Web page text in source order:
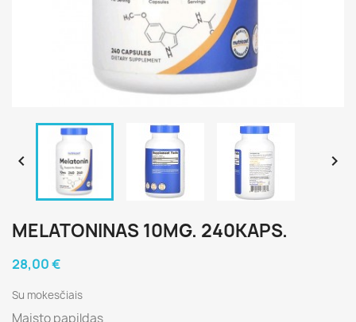
 
MELATONINAS 10MG. 240KAPS.
28,00 €
Su mokesčiais
Maisto papildas